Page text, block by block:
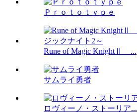
Ｐｒｏｔｏｔｙｐｅ
Rune of Magic KnightⅡ ...
サムライ勇者
ロヴィーノ・ストーリア...